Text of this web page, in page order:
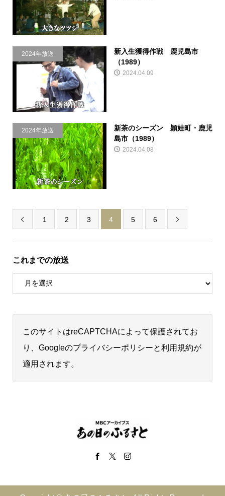
2024年放送
新入生獲得作戦 鹿児島市
（1989）
2024.04.09
2024年放送
新茶のシーズン 頴娃町・鹿児
島市（1989）
2024.04.08
 1 2 3 4 5 6 
これまでの放送
このサイトはreCAPTCHAによって保護されてお
り、Googleのプライバシーポリシーと利用規約が
適用されます。